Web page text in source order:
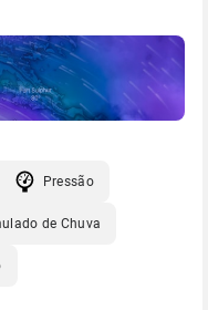
Pressão
de Chuva